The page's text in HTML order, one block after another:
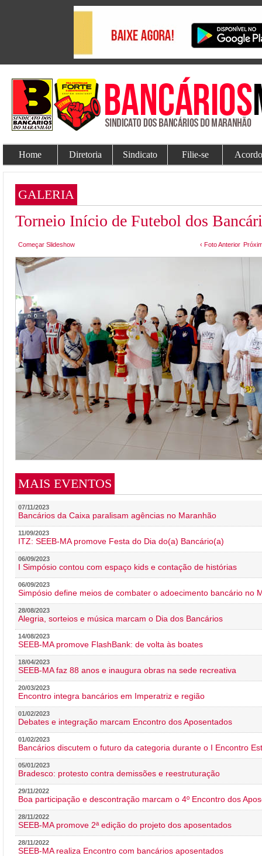
Home Diretoria Sindicato Filie-se
GALERIA
Torneio Início de Futebol dos
Começar Slideshow ‹ Foto Anterior
MAIS EVENTOS
07/11/2023
Bancários da Caixa paralisam agências no Maranhão
11/09/2023
ITZ: SEEB-MA promove Festa do Dia do(a) Bancário(a)
06/09/2023
I Simpósio contou com espaço kids e contação de histórias
06/09/2023
Simpósio define meios de combater o adoecimento bancário no
28/08/2023
Alegria, sorteios e música marcam o Dia dos Bancários
14/08/2023
SEEB-MA promove FlashBank: de volta às boates
18/04/2023
SEEB-MA faz 88 anos e inaugura obras na sede recreativa
20/03/2023
Encontro integra bancários em Imperatriz e região
01/02/2023
Debates e integração marcam Encontro dos Aposentados
01/02/2023
Bancários discutem o futuro da categoria durante o I Encontro
05/01/2023
Bradesco: protesto contra demissões e reestruturação
29/11/2022
Boa participação e descontração marcam o 4º Encontro dos
28/11/2022
SEEB-MA promove 2ª edição do projeto dos aposentados
28/11/2022
SEEB-MA realiza Encontro com bancários aposentados